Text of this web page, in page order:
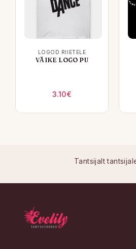
LOGOD RIIETELE
VÄIKE LOGO PU
3.10€
Tantsijalt